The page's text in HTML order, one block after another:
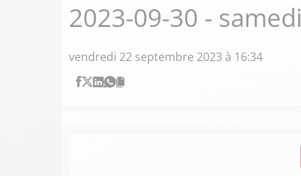
2023-09-30 - samedi
vendredi 22 septembre 2023 à 16:34